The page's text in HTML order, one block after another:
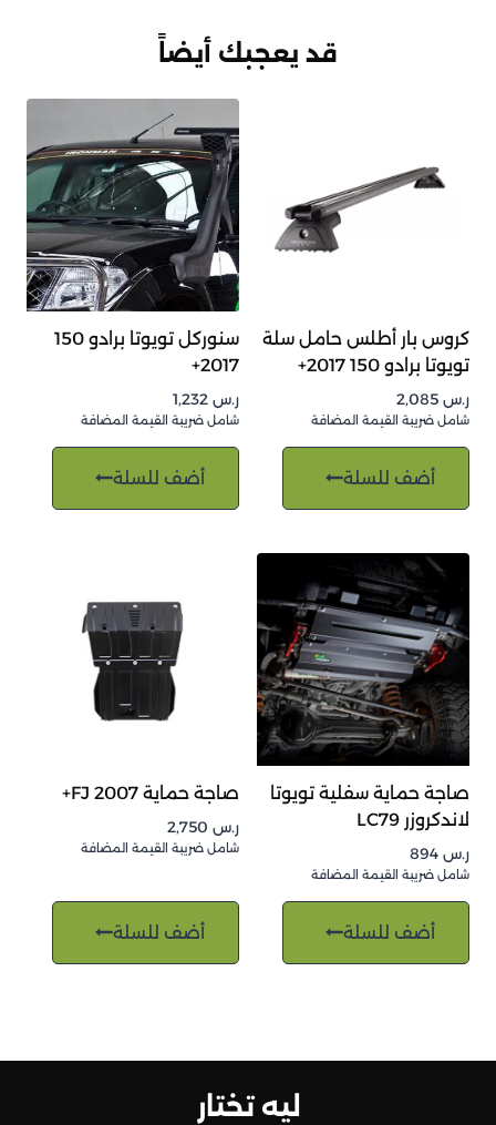
قد يعجبك أيضاً
كروس بار أطلس حامل سلة
تويوتا برادو 150 2017+
ر.س
شامل ضريبة القيمة المضافة
أضف للسلة
سنوركل تويوتا برادو 150
2017+
ر.س
شامل ضريبة القيمة المضافة
أضف للسلة
صاجة حماية سفلية تويوتا
لاندكروزر LC79
ر.س
شامل ضريبة القيمة المضافة
أضف للسلة
صاجة حماية FJ 2007+
ر.س
شامل ضريبة القيمة المضافة
أضف للسلة
ليه تختار